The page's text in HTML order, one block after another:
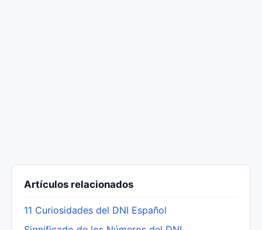
Artículos relacionados
11 Curiosidades del DNI Español